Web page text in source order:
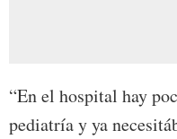
“En el hospital hay
pediatría y ya